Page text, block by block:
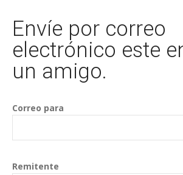
Envíe por correo
electrónico este
un amigo.
Correo para
Remitente